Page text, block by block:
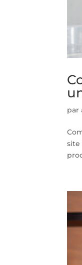
par
site